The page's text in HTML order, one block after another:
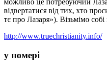
відвертатися від тих, хто
тє про Лазаря»). Візьмімо
http://www.truechristianity.info/
у номері